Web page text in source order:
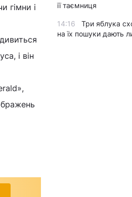
гімни і
і він
її таємниця
14:16
Три яблука
на їх пошуки дають